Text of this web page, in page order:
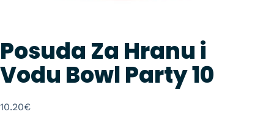
Posuda Za Hranu i
Vodu Bowl Party 10
10.20€